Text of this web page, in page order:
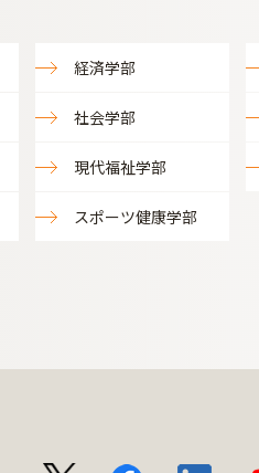
経済学部
社会学部
現代福祉学部
スポーツ健康学部